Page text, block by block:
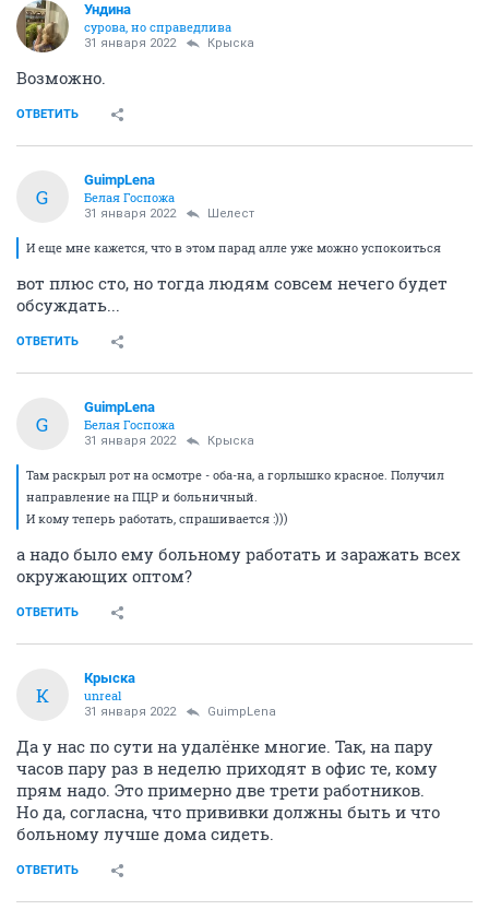
Ундинa
сурова, но справедлива
31 января 2022 Крыска
Возможно.
ОТВЕТИТЬ
G
GuimpLena
Белая Госпожа
31 января 2022 Шелест
И еще мне кажется, что в этом парад алле уже можно успокоиться
вот плюс сто, но тогда людям совсем нечего будет
обсуждать...
ОТВЕТИТЬ
G
GuimpLena
Белая Госпожа
31 января 2022 Крыска
Там раскрыл рот на осмотре - оба-на, а горлышко красное. Получил
направление на ПЦР и больничный.
И кому теперь работать, спрашивается :)))
а надо было ему больному работать и заражать всех
окружающих оптом?
ОТВЕТИТЬ
К
Крыска
unreal
31 января 2022 GuimpLena
Да у нас по сути на удалёнке многие. Так, на пару
часов пару раз в неделю приходят в офис те, кому
прям надо. Это примерно две трети работников.
Но да, согласна, что прививки должны быть и что
больному лучше дома сидеть.
ОТВЕТИТЬ